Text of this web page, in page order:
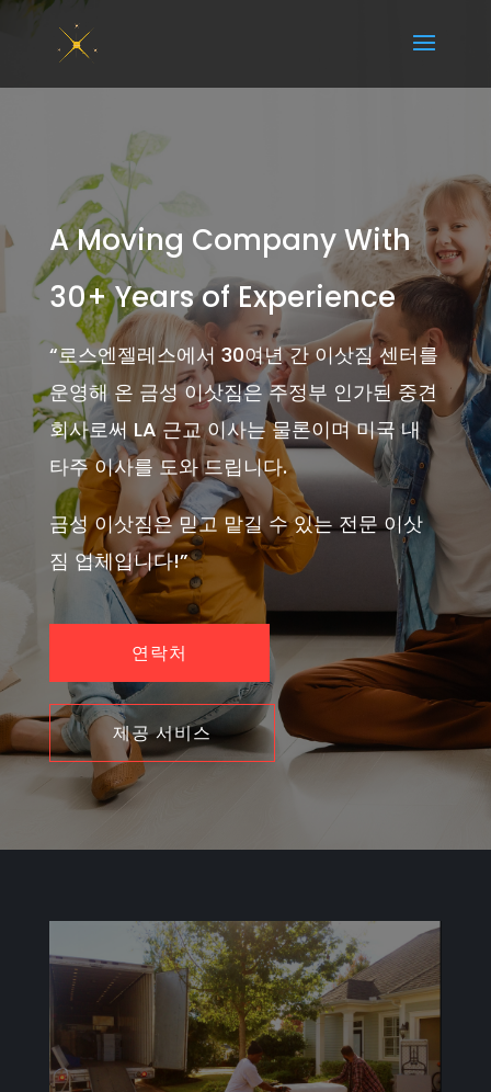
A Moving Company With
30+ Years of Experience
“로스엔젤레스에서 30여년 간 이삿짐 센터를
운영해 온 금성 이삿짐은 주정부 인가된 중견
회사로써 LA 근교 이사는 물론이며 미국 내
타주 이사를 도와 드립니다.
금성 이삿짐은 믿고 맡길 수 있는 전문 이삿
짐 업체입니다!”
연락처
제공 서비스